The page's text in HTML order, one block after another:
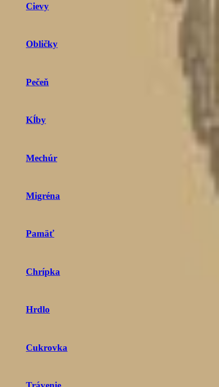
Cievy
Obličky
Pečeň
Kĺby
Mechúr
Migréna
Pamäť
Chrípka
Hrdlo
Cukrovka